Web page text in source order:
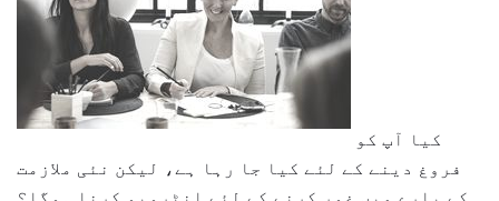
فروغ دینے کے لئے کیا جا رہا ہے، لیکن نئی ملازمت